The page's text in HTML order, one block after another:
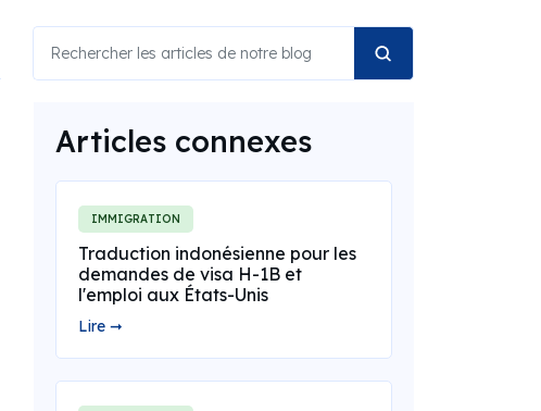
Articles connexes
IMMIGRATION
Traduction indonésienne pour les
demandes de visa H-1B et
l'emploi aux États-Unis
Lire ➞